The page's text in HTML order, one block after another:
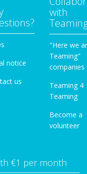
notice
us
with
"Here we
Teaming"
companies
Teaming 4
Teaming
Become a
volunteer
€1 per month